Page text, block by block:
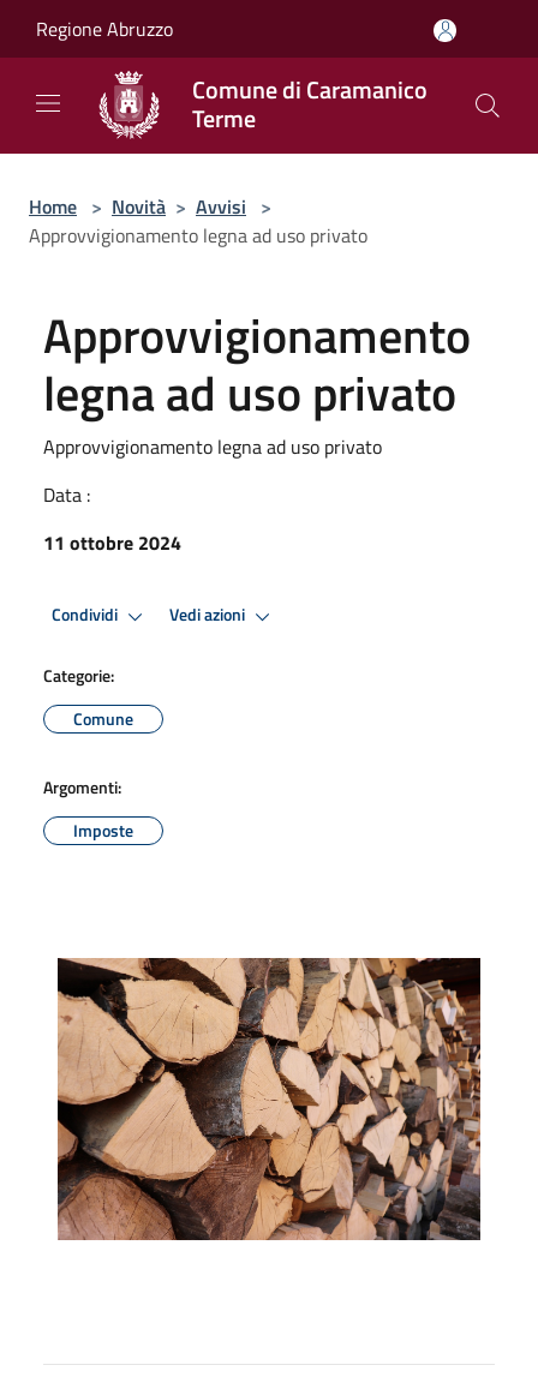
Regione Abruzzo
Comune di Caramanico
Terme
Home > Novità > Avvisi >
Approvvigionamento legna ad uso privato
Approvvigionamento
legna ad uso privato
Approvvigionamento legna ad uso privato
Data :
11 ottobre 2024
Condividi Vedi azioni
Categorie:
Comune
Argomenti:
Imposte